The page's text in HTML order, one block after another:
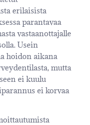
erilaisista
parantavaa
vastaanottajalle
Usein
hoidon aikana
mutta
ei kuulu
ei korvaa